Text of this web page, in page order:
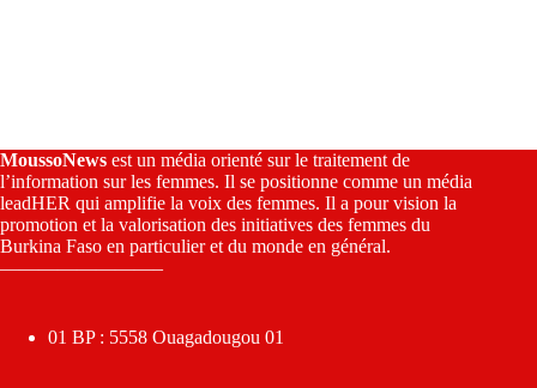
MoussoNews est un média orienté sur le traitement de
l’information sur les femmes. Il se positionne comme un média
leadHER qui amplifie la voix des femmes. Il a pour vision la
promotion et la valorisation des initiatives des femmes du
Burkina Faso en particulier et du monde en général.
————————–
01 BP : 5558 Ouagadougou 01